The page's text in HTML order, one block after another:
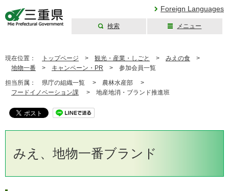
Foreign Languages
検索 メニュー
現在位置： トップページ > 観光・産業・しごと > みえの食 >
地物一番 > キャンペーン・PR > 参加会員一覧
担当所属： 県庁の組織一覧 > 農林水産部 >
フードイノベーション課 > 地産地消・ブランド推進班
みえ、地物一番ブランド